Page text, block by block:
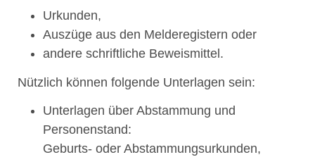
Urkunden,
Auszüge aus den Melderegistern oder
andere schriftliche Beweismittel.
Nützlich können folgende Unterlagen sein:
Unterlagen über Abstammung und
Personenstand:
Geburts- oder Abstammungsurkunden,